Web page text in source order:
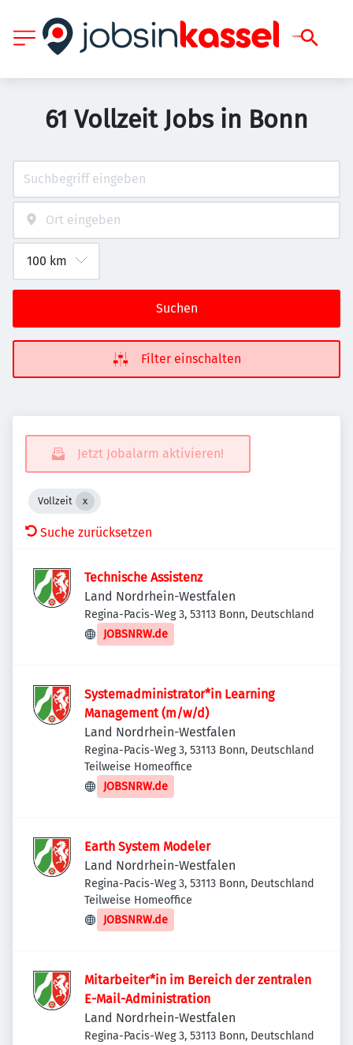
61 Vollzeit Jobs in Bonn
Suchen
Filter einschalten
Jetzt Jobalarm aktivieren!
Vollzeit
Suche zurücksetzen
Technische Assistenz
Land Nordrhein-Westfalen
Regina-Pacis-Weg 3, 53113 Bonn, Deutschland
JOBSNRW.de
Systemadministrator*in Learning
Management (m/w/d)
Land Nordrhein-Westfalen
Regina-Pacis-Weg 3, 53113 Bonn, Deutschland
Teilweise Homeoffice
JOBSNRW.de
Earth System Modeler
Land Nordrhein-Westfalen
Regina-Pacis-Weg 3, 53113 Bonn, Deutschland
Teilweise Homeoffice
JOBSNRW.de
Mitarbeiter*in im Bereich der zentralen
E-Mail-Administration
Land Nordrhein-Westfalen
Regina-Pacis-Weg 3, 53113 Bonn, Deutschland